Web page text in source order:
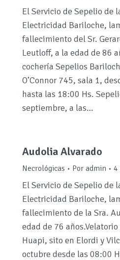
El Servicio de Sepelio de
Electricidad Bariloche,
fallecimiento del Sr.
Leutloff, a la edad de 86
cochería Sepelios
O’Connor 745, sala 1,
hasta las 18:00 Hs.
septiembre, a las…
Audolia Alvarado
Necrológicas Por admin 4
El Servicio de Sepelio de
Electricidad Bariloche,
fallecimiento de la Sra.
edad de 76
Huapi, sito en Elordi y
octubre desde las 08:00